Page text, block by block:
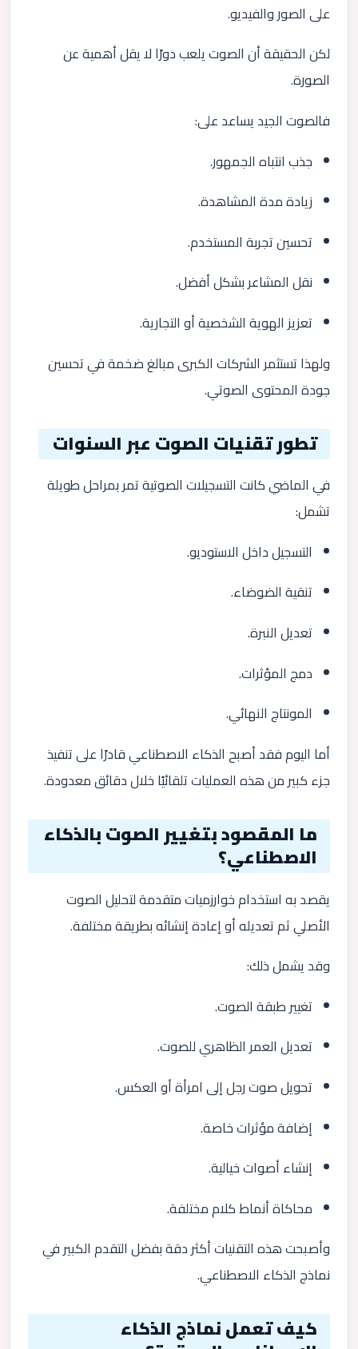
على الصور والفيديو.
لكن الحقيقة أن الصوت يلعب دورًا لا يقل أهمية عن
الصورة.
فالصوت الجيد يساعد على:
جذب انتباه الجمهور.
زيادة مدة المشاهدة.
تحسين تجربة المستخدم.
نقل المشاعر بشكل أفضل.
تعزيز الهوية الشخصية أو التجارية.
ولهذا تستثمر الشركات الكبرى مبالغ ضخمة في تحسين
جودة المحتوى الصوتي.
تطور تقنيات الصوت عبر السنوات
في الماضي كانت التسجيلات الصوتية تمر بمراحل طويلة
تشمل:
التسجيل داخل الاستوديو.
تنقية الضوضاء.
تعديل النبرة.
دمج المؤثرات.
المونتاج النهائي.
أما اليوم فقد أصبح الذكاء الاصطناعي قادرًا على تنفيذ
جزء كبير من هذه العمليات تلقائيًا خلال دقائق معدودة.
ما المقصود بتغيير الصوت بالذكاء
الاصطناعي؟
يقصد به استخدام خوارزميات متقدمة لتحليل الصوت
الأصلي ثم تعديله أو إعادة إنشائه بطريقة مختلفة.
وقد يشمل ذلك:
تغيير طبقة الصوت.
تعديل العمر الظاهري للصوت.
تحويل صوت رجل إلى امرأة أو العكس.
إضافة مؤثرات خاصة.
إنشاء أصوات خيالية.
محاكاة أنماط كلام مختلفة.
وأصبحت هذه التقنيات أكثر دقة بفضل التقدم الكبير في
نماذج الذكاء الاصطناعي.
كيف تعمل نماذج الذكاء